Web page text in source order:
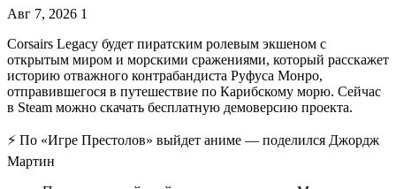
Авг 7, 2026 1
Corsairs Legacy будет пиратским ролевым экшеном с
открытым миром и морскими сражениями, который расскажет
историю отважного контрабандиста Руфуса Монро,
отправившегося в путешествие по Карибскому морю. Сейчас
в Steam можно скачать бесплатную демоверсию проекта.
⚡️ По «Игре Престолов» выйдет аниме — поделился Джордж
Мартин